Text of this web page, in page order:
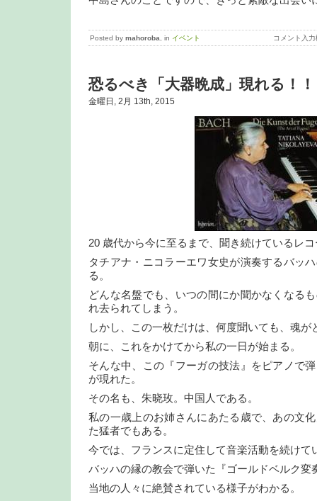
Posted by mahoroba , in イベント コメント入力
恐るべき「大器晩成」現れる！！
金曜日, 2月 13th, 2015
20 歳代から今に至るまで、聞き続けているレ
タチアナ・ニコラーエワ女史が演奏するバッ
る。
どんな名盤でも、いつの間にか聞かなくなる
れ去られてしまう。
しかし、この一枚だけは、何度聞いても、魂が
朝に、これをかけてから私の一日が始まる。
そんな中、この『フーガの技法』をピアノで
が現れた。
その名も、朱晓玫。中国人である。
私の一歳上のお姉さんにあたる歳で、あの文
た猛者でもある。
今では、フランスに定住して音楽活動を続けて
バッハの縁の教会で弾いた『ゴールドベルク変
当地の人々に絶賛されている様子がわかる。